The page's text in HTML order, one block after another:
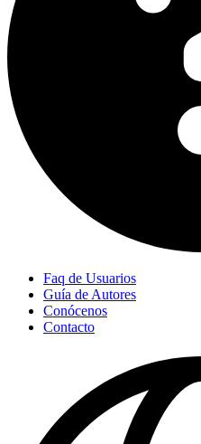
Faq de Usuarios
Guía de Autores
Conócenos
Contacto